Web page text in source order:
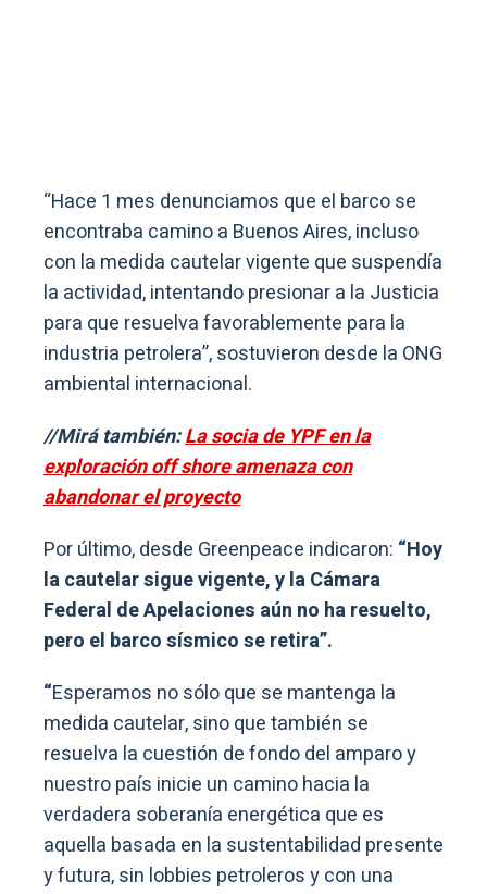
“Hace 1 mes denunciamos que el barco se
encontraba camino a Buenos Aires, incluso
con la medida cautelar vigente que suspendía
la actividad, intentando presionar a la Justicia
para que resuelva favorablemente para la
industria petrolera”, sostuvieron desde la ONG
ambiental internacional.
//Mirá también:La socia de YPF en la
exploración off shore amenaza con
abandonar el proyecto
Por último, desde Greenpeace indicaron: “Hoy
la cautelar sigue vigente, y la Cámara
Federal de Apelaciones aún no ha resuelto,
pero el barco sísmico se retira”.
“Esperamos no sólo que se mantenga la
medida cautelar, sino que también se
resuelva la cuestión de fondo del amparo y
nuestro país inicie un camino hacia la
verdadera soberanía energética que es
aquella basada en la sustentabilidad presente
y futura, sin lobbies petroleros y con una